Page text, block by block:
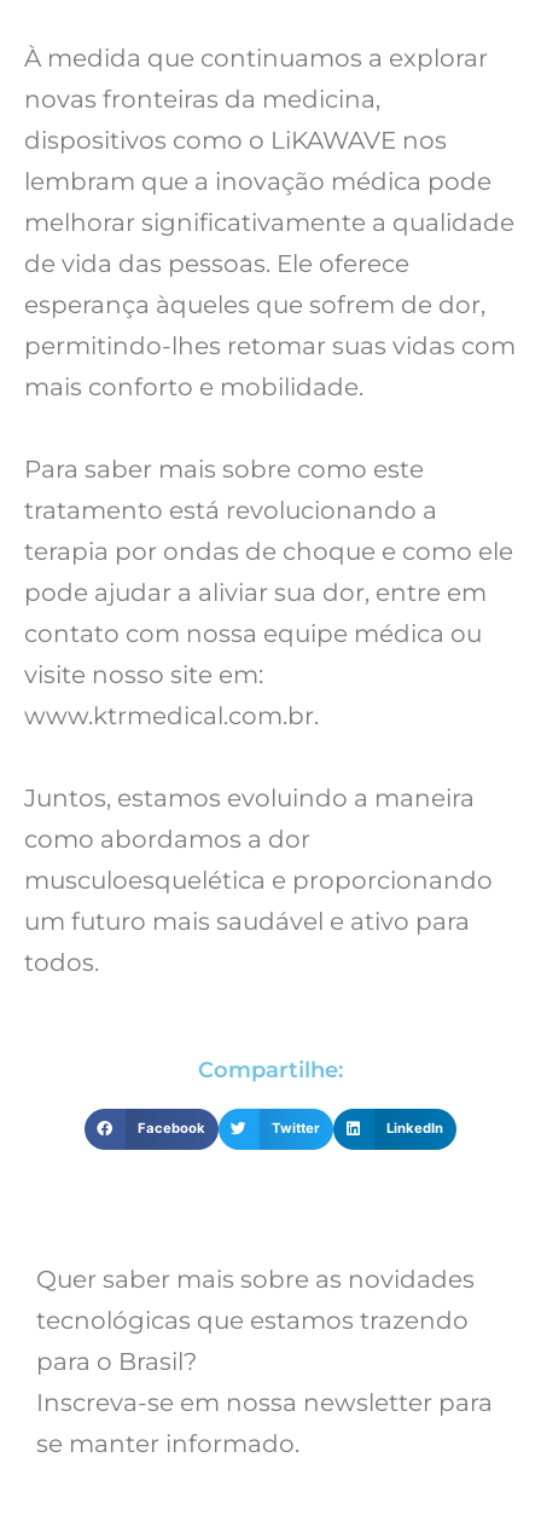
À medida que continuamos a explorar
novas fronteiras da medicina,
dispositivos como o LiKAWAVE nos
lembram que a inovação médica pode
melhorar significativamente a qualidade
de vida das pessoas. Ele oferece
esperança àqueles que sofrem de dor,
permitindo-lhes retomar suas vidas com
mais conforto e mobilidade.
Para saber mais sobre como este
tratamento está revolucionando a
terapia por ondas de choque e como ele
pode ajudar a aliviar sua dor, entre em
contato com nossa equipe médica ou
visite nosso site em:
www.ktrmedical.com.br.
Juntos, estamos evoluindo a maneira
como abordamos a dor
musculoesquelética e proporcionando
um futuro mais saudável e ativo para
todos.
Compartilhe:
Facebook Twitter LinkedIn
Quer saber mais sobre as novidades
tecnológicas que estamos trazendo
para o Brasil?
Inscreva-se em nossa newsletter para
se manter informado.